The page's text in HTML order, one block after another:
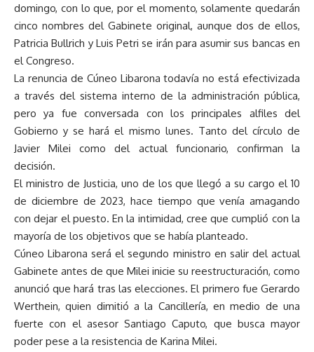
domingo, con lo que, por el momento, solamente quedarán
cinco nombres del Gabinete original, aunque dos de ellos,
Patricia Bullrich y Luis Petri se irán para asumir sus bancas en
el Congreso.
La renuncia de Cúneo Libarona todavía no está efectivizada
a través del sistema interno de la administración pública,
pero ya fue conversada con los principales alfiles del
Gobierno y se hará el mismo lunes. Tanto del círculo de
Javier Milei como del actual funcionario, confirman la
decisión.
El ministro de Justicia, uno de los que llegó a su cargo el 10
de diciembre de 2023, hace tiempo que venía amagando
con dejar el puesto. En la intimidad, cree que cumplió con la
mayoría de los objetivos que se había planteado.
Cúneo Libarona será el segundo ministro en salir del actual
Gabinete antes de que Milei inicie su reestructuración, como
anunció que hará tras las elecciones. El primero fue Gerardo
Werthein, quien dimitió a la Cancillería, en medio de una
fuerte con el asesor Santiago Caputo, que busca mayor
poder pese a la resistencia de Karina Milei.